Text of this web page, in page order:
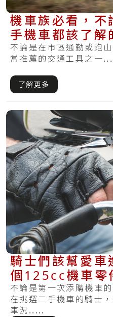
機車族必看，不
手機車都該了解
不論是在市區通勤或跑
常推薦的交通工具之一
了解更多
騎士們該幫愛車
個125cc機車零
不論是第一次添購機車
在挑選二手機車的騎士
車況.....